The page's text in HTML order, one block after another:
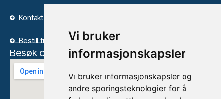
Vi bruker
informasjonskapsler
Vi bruker informasjonskapsler og
andre sporingsteknologier for å
Kontakt
Bestill time
Besøk oss